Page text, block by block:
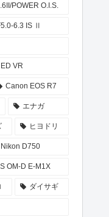
POWER O.I.S.
6.3 IS Ⅱ
VR
Canon EOS R7
エナガ
ヒヨドリ
Nikon D750
OM-D E-M1X
ダイサギ